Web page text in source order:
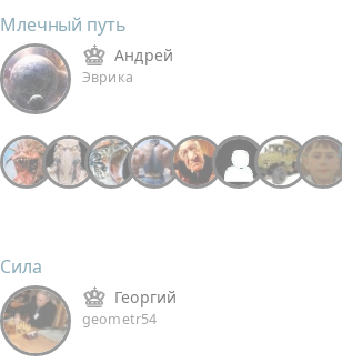
Млечный путь
Андрей
Эврика
Сила
Георгий
geometr54